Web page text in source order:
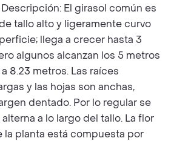
Descripción: El girasol común es
tallo alto y ligeramente curvo
llega a crecer hasta 3
algunos alcanzan los 5 metros
8.23 metros. Las raíces
y las hojas son anchas,
dentado. Por lo regular se
a lo largo del tallo. La flor
la planta está compuesta por